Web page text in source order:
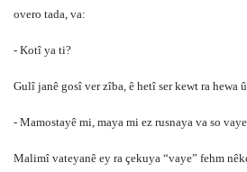
overo tada, va:
- Kotî ya ti?
Gulî janê gosî ver zîba, ê hetî ser kewt ra hewa
- Mamostayê mi, maya mi ez rusnaya va so
Malimî vateyanê ey ra çekuya “vaye” fehm